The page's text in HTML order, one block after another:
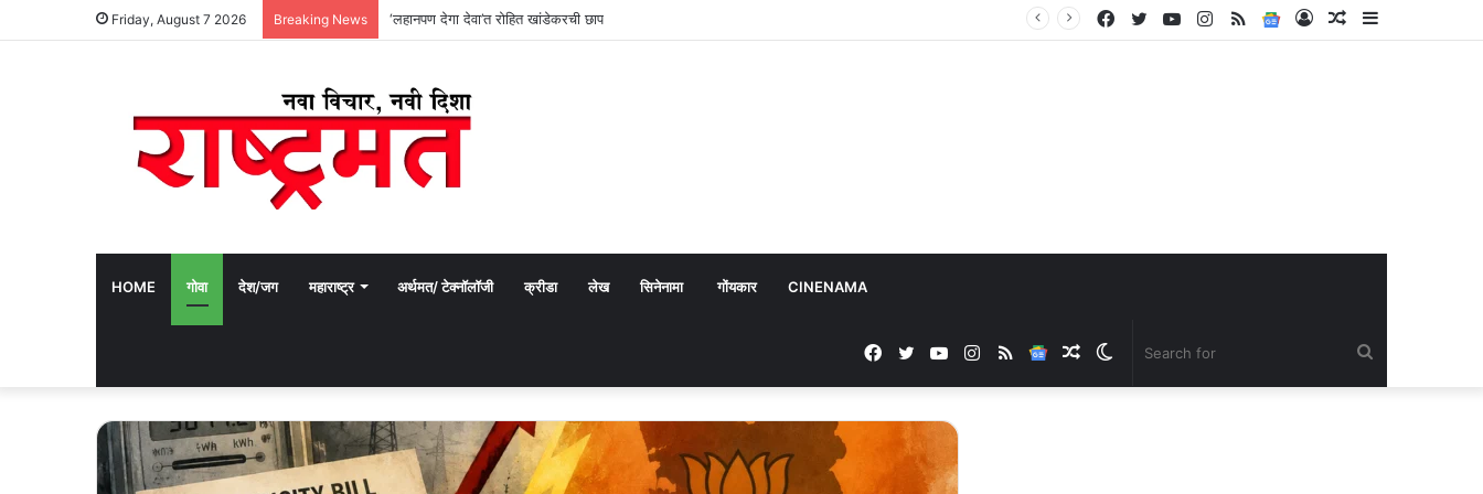
Friday, August 7 2026 Breaking News ‘लहानपण देगा देवा’त रोहित खांडेकरची छाप Sidebar
Random
Log
Google
RSS
Instagram
YouTube
Twitter
Facebook
HOME गोवा देश/जग महाराष्ट्र अर्थमत/ टेक्नॉलॉजी क्रीडा लेख सिनेनामा गोंयकार CINENAMA
Switch
Random
Google
RSS
Instagram
YouTube
Twitter
Facebook